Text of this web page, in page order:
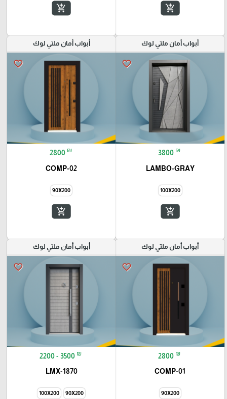
add_shopping_cart
add_shopping_cart
أبواب أمان ملتي لوك
favorite_border
3800 ₪
LAMBO-GRAY
100X200
add_shopping_cart
أبواب أمان ملتي لوك
favorite_border
2800 ₪
COMP-02
90X200
add_shopping_cart
أبواب أمان ملتي لوك
favorite_border
2800 ₪
COMP-01
90X200
أبواب أمان ملتي لوك
favorite_border
2200 - 3500 ₪
LMX-1870
90X200
100X200